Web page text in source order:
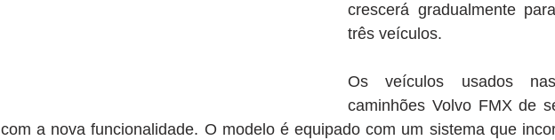
crescerá gradualmente
três veículos.
Os veículos usados
caminhões Volvo FMX de
com a nova funcionalidade. O modelo é equipado com um sistema que